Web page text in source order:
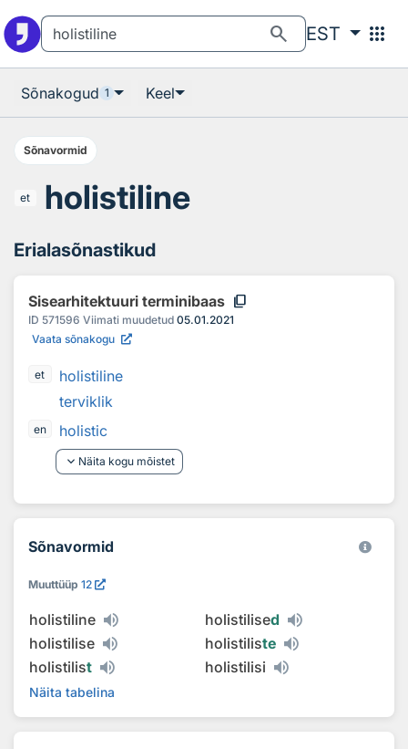
search EST apps
Sõnakogud 1 Keel
Sõnavormid
et holistiline
Erialasõnastikud
Sisearhitektuuri terminibaas content_copy
ID 571596 Viimati muudetud 05.01.2021
Vaata sõnakogu
et
holistiline
terviklik
en
holistic
keyboard_arrow_down Näita kogu mõistet
Sõnavormid
Muuttüüp 12
holistiline holistilised
holistilise
holistiliste
holistilist holistilisi
Näita tabelina